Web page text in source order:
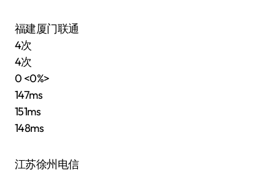
福建厦门联通
4次
4次
0 <0%>
147ms
151ms
148ms
江苏徐州电信